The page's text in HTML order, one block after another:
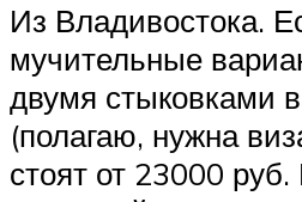
Из Владивостока.
мучительные
двумя стыковками
(полагаю, нужна
стоят от 23000